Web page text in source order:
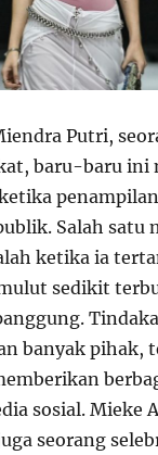
Putri,
baru-baru ini
Salah satu
ketika ia
sedikit
banyak pihak,
sosial. Mieke
seorang